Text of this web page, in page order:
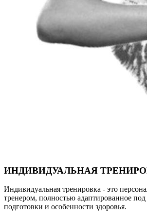
ИНДИВИДУАЛЬНАЯ
Индивидуальная тренировка - это
тренером, полностью адаптированное
подготовки и особенности здоровья.